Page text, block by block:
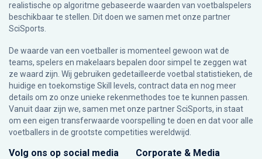
realistische op algoritme gebaseerde waarden van voetbalspelers
beschikbaar te stellen. Dit doen we samen met onze partner
SciSports
De waarde van een voetballer is momenteel gewoon wat de
teams, spelers en makelaars bepalen door simpel te zeggen wat
ze waard zijn. Wij gebruiken gedetailleerde voetbal statistieken, de
huidige en toekomstige Skill levels, contract data en nog meer
details om zo onze unieke rekenmethodes toe te kunnen passen.
Vanuit daar zijn we, samen met onze partner SciSports, in staat
om een eigen transferwaarde voorspelling te doen en dat voor alle
voetballers in de grootste competities wereldwijd.
Volg ons op social media Corporate & Media